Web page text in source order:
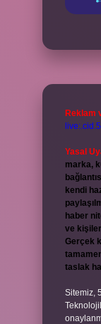
Reklam
Yasal
marka,
kendi
haber
ve kişiler
Gerçek
taslak
Sitemiz,